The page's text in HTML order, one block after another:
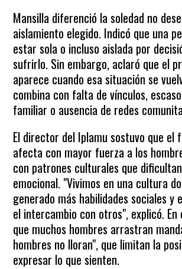
Mansilla diferenció la soledad no
aislamiento elegido. Indicó que una
estar sola o incluso aislada por
sufrirlo. Sin embargo, aclaró que el
aparece cuando esa situación se
combina con falta de vínculos,
familiar o ausencia de redes
El director del Iplamu sostuvo que el
afecta con mayor fuerza a los
con patrones culturales que
emocional. "Vivimos en una cultura
generado más habilidades sociales y
el intercambio con otros", explicó. En
que muchos hombres arrastran
hombres no lloran", que limitan la
expresar lo que sienten.